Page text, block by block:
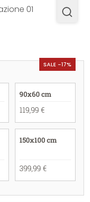
01
SALE -17%
90x60 cm
119,99 €
150x100 cm
399,99 €